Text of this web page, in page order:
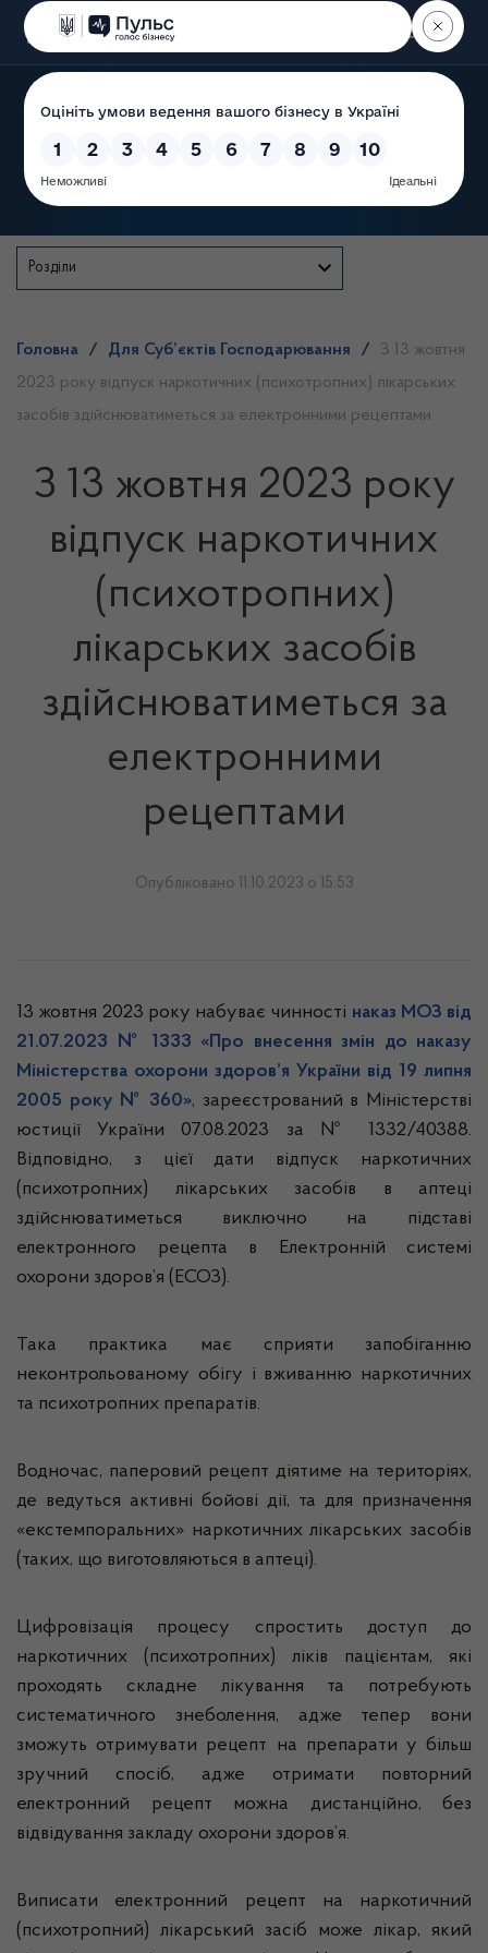
Пошук
Розділи
Головна / Для Суб’єктів Господарювання /
З 13 жовтня
2023 року відпуск наркотичних (психотропних) лікарських
засобів здійснюватиметься за електронними рецептами
З 13 жовтня 2023 року
відпуск наркотичних
(психотропних)
лікарських засобів
здійснюватиметься за
електронними
рецептами
Опубліковано 11.10.2023 о 15:53
13 жовтня 2023 року набуває чинності наказ МОЗ від
21.07.2023 № 1333 «Про внесення змін до наказу
Міністерства охорони здоров’я України від 19 липня
2005 року № 360», зареєстрований в Міністерстві
юстиції України 07.08.2023 за № 1332/40388.
Відповідно, з цієї дати відпуск наркотичних
(психотропних) лікарських засобів в аптеці
здійснюватиметься виключно на підставі
електронного рецепта в Електронній системі
охорони здоров’я (ЕСОЗ).
Така практика має сприяти запобіганню
неконтрольованому обігу і вживанню наркотичних
та психотропних препаратів.
Водночас, паперовий рецепт діятиме на територіях,
де ведуться активні бойові дії, та для призначення
«екстемпоральних» наркотичних лікарських засобів
(таких, що виготовляються в аптеці).
Цифровізація процесу спростить доступ до
наркотичних (психотропних) ліків пацієнтам, які
проходять складне лікування та потребують
систематичного знеболення, адже тепер вони
зможуть отримувати рецепт на препарати у більш
зручний спосіб, адже отримати повторний
електронний рецепт можна дистанційно, без
відвідування закладу охорони здоров’я.
Виписати електронний рецепт на наркотичний
(психотропний) лікарський засіб може лікар, який